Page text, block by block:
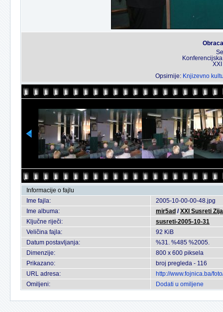
Opsirnije: Knjizevno
Informacije o fajlu
Ime fajla:
2005-10-00-00-48.jpg
Ime albuma:
mir5ad /XXI Susreti
Ključne riječi:
susreti-2005-10-31
Veličina fajla:
92 KiB
Datum postavljanja:
%31. %485 %2005.
Dimenzije:
800 x 600 piksela
Prikazano:
broj pregleda - 116
URL adresa:
http://www.fojnica.ba/
Omiljeni:
Dodati u omiljene